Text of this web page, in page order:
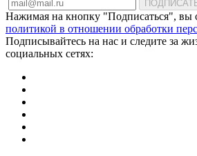
Нажимая на кнопку "Подписаться", вы
политикой в отношении обработки
Подписывайтесь на нас и следите за
социальных сетях: